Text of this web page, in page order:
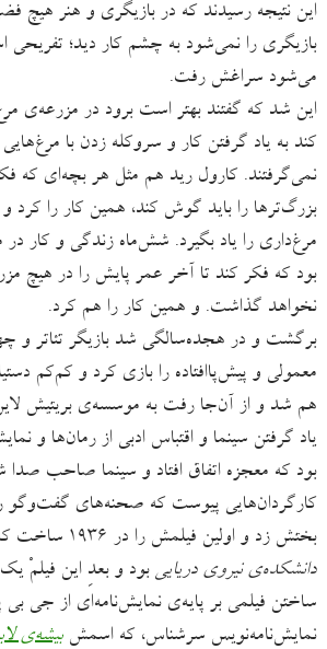
این نتیجه رسیدند که در بازیگری و هنر هیچ
بازیگری را نمی‌شود به چشم کار دید؛ تفریحی
می‌شود سراغش رفت.
این شد که گفتند بهتر است برود در مزرعه‌ی
کند به یاد گرفتن کار و سروکله زدن با
نمی‌گرفتند. کارول رید هم مثل هر بچه‌ای که
بزرگ‌ترها را باید گوش کند، همین کار را کرد
مرغ‌داری را یاد بگیرد. شش‌ماه زندگی و کار
بود که فکر کند تا آخر عمر پایش را در هیچ
نخواهد گذاشت. و همین کار را هم کرد.
برگشت و در هجده‌سالگی شد بازیگر تئاتر و
معمولی و پیش‌پاافتاده را بازی کرد و کم‌کم
هم شد و از آن‌جا رفت به موسسه‌ی بریتیش
یاد گرفتن سینما و اقتباس ادبی از رمان‌ها و
بود که معجزه اتفاق افتاد و سینما صاحب
کارگردان‌هایی پیوست که صحنه‌های گفت‌وگو
بختش زد و اولین فیلمش را در ۱۹۳۶ ساخت که اسمش
دانشکده‌ی نیروی دریایی بود و بعدِ این فیلمْ
ساختن فیلمی بر پایه‌ی نمایش‌نامه‌ای از جی بی
نمایش‌نامه‌نویس سرشناس، که اسمشبیشه‌ی